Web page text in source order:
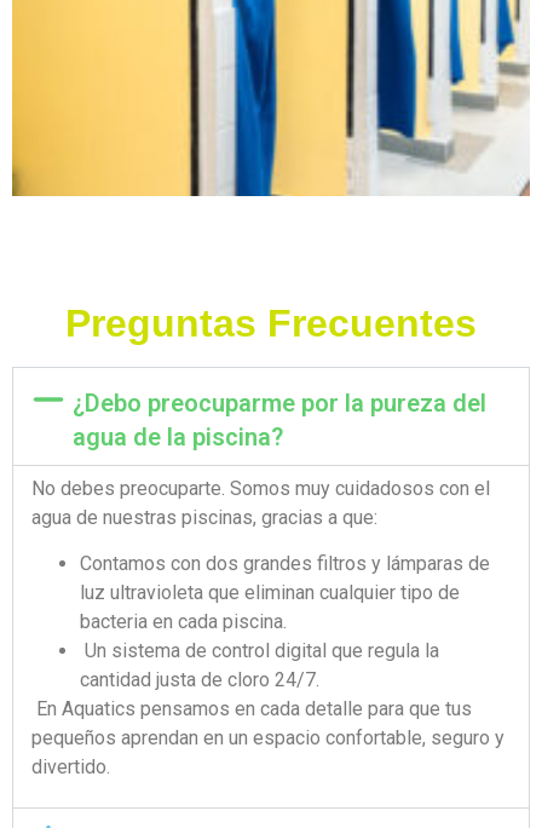
Preguntas Frecuentes
¿Debo preocuparme por la pureza del
agua de la piscina?
No debes preocuparte. Somos muy cuidadosos con el
agua de nuestras piscinas, gracias a que:
Contamos con dos grandes filtros y lámparas de
luz ultravioleta que eliminan cualquier tipo de
bacteria en cada piscina.
Un sistema de control digital que regula la
cantidad justa de cloro 24/7.
En Aquatics pensamos en cada detalle para que tus
pequeños aprendan en un espacio confortable, seguro y
divertido.